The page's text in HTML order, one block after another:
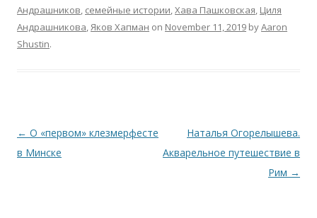
Андрашников, семейные истории,Хава Пашковская, Циля
Андрашникова,Яков Хапман on November 11, 2019 byAaron
Shustin.
Post
navigation
← О «первом» клезмерфесте
в Минске
Наталья Огорелышева.
Акварельное путешеcтвие в
Рим →